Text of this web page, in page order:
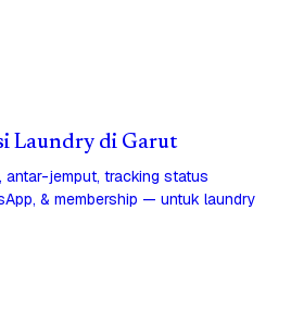
Laundry di Garut
antar-jemput, tracking status
& membership — untuk laundry